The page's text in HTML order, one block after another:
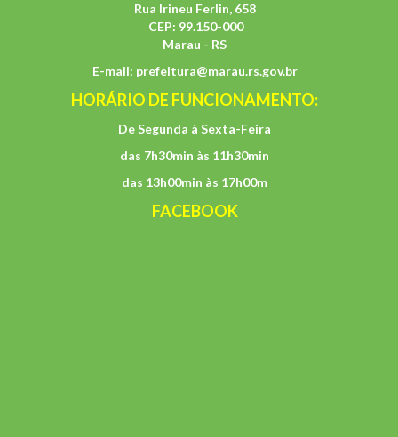
Rua Irineu Ferlin, 658
CEP: 99.150-000
Marau - RS
E-mail: prefeitura@marau.rs.gov.br
HORÁRIO DE FUNCIONAMENTO:
De Segunda à Sexta-Feira
das 7h30min às 11h30min
das 13h00min às 17h00m
FACEBOOK